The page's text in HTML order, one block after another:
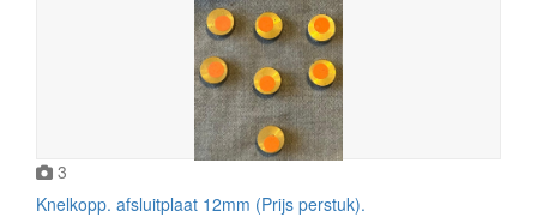
3
Knelkopp. afsluitplaat 12mm (Prijs perstuk).